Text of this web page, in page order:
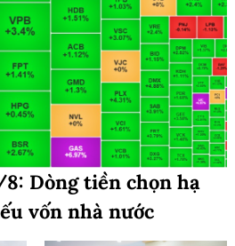
Dòng tiền chọn hạ
vốn nhà nước